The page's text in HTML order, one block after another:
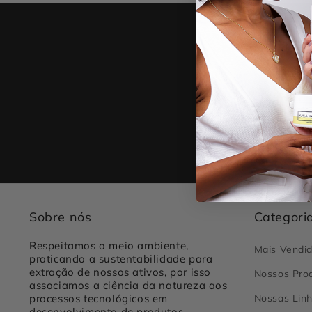
Sobre nós
Respeitamos o meio ambiente,
praticando a sustentabilidade para
extração de nossos ativos, por isso
associamos a ciência da natureza aos
processos tecnológicos em
Mais
Nossos
Nossas